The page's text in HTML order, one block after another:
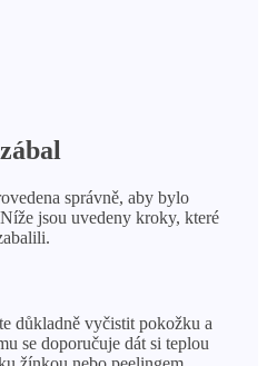
správně, aby bylo
jsou uvedeny kroky, které
důkladně vyčistit pokožku a
se doporučuje dát si teplou